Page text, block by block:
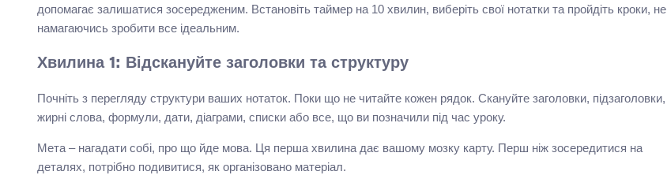
допомагає залишатися зосередженим. Встановіть таймер на 10 хвилин, виберіть свої нотатки та пройдіть кроки, не
намагаючись зробити все ідеальним.
Хвилина 1: Відскануйте заголовки та структуру
Почніть з перегляду структури ваших нотаток. Поки що не читайте кожен рядок. Скануйте заголовки, підзаголовки,
жирні слова, формули, дати, діаграми, списки або все, що ви позначили під час уроку.
Мета – нагадати собі, про що йде мова. Ця перша хвилина дає вашому мозку карту. Перш ніж зосередитися на
деталях, потрібно подивитися, як організовано матеріал.